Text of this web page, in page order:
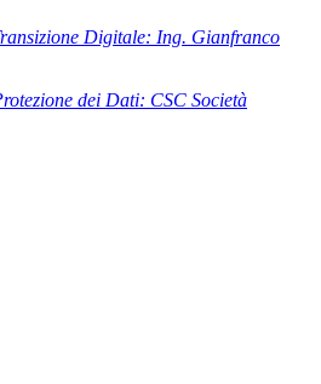
Digitale: Ing. Gianfranco
dei Dati: CSC Società